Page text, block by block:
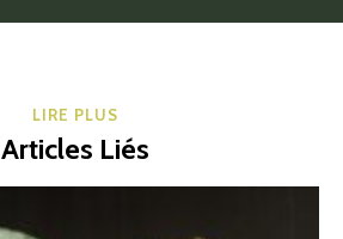
LIRE PLUS
Articles Liés